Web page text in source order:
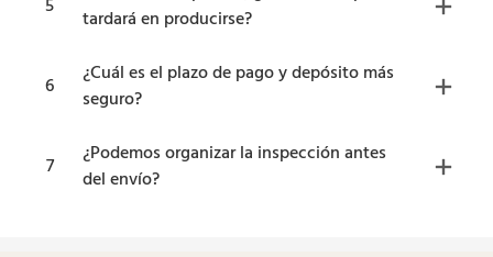
5
tardará en producirse?
6
¿Cuál es el plazo de pago y depósito más
seguro?
7
¿Podemos organizar la inspección antes
del envío?